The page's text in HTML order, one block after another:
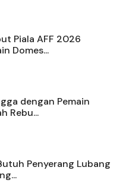
Piala AFF 2026
Domes...
dengan Pemain
Rebu...
Penyerang Lubang